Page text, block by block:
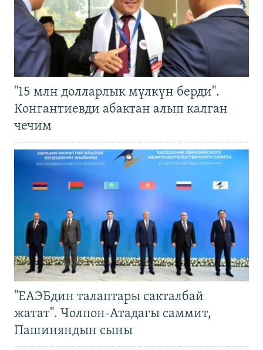
"15 млн долларлык мүлкүн берди".
Конгантиевди абактан алып калган
чечим
"ЕАЭБдин талаптары сакталбай
жатат". Чолпон-Атадагы саммит,
Пашиняндын сыны